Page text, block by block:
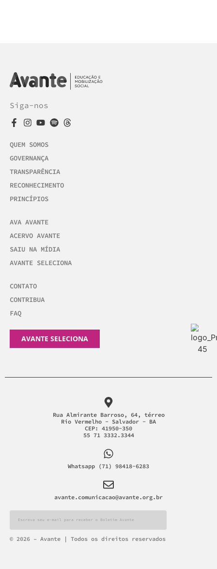
Siga-nos
QUEM SOMOS
GOVERNANÇA
TRANSPARÊNCIA
RECONHECIMENTO
PRINCÍPIOS
AVA AVANTE
ACERVO AVANTE
SAIU NA MÍDIA
AVANTE SELECIONA
CONTATO
CONTRIBUA
FAQ
AVANTE SELECIONA
Rua Almirante Barroso, 64, térreo
Rio Vermelho - Salvador - BA
CEP: 41950-350
55 71 3332.3344
Whatsapp (71) 98418-6283
avante.comunicacao@avante.org.br
Alternative:
© 2026 – Avante | Todos os direitos reservados